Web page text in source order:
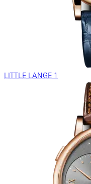
LITTLE LANGE 1